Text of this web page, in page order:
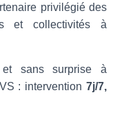
privilégié des
et collectivités à
et sans surprise à
: intervention 7j/7,